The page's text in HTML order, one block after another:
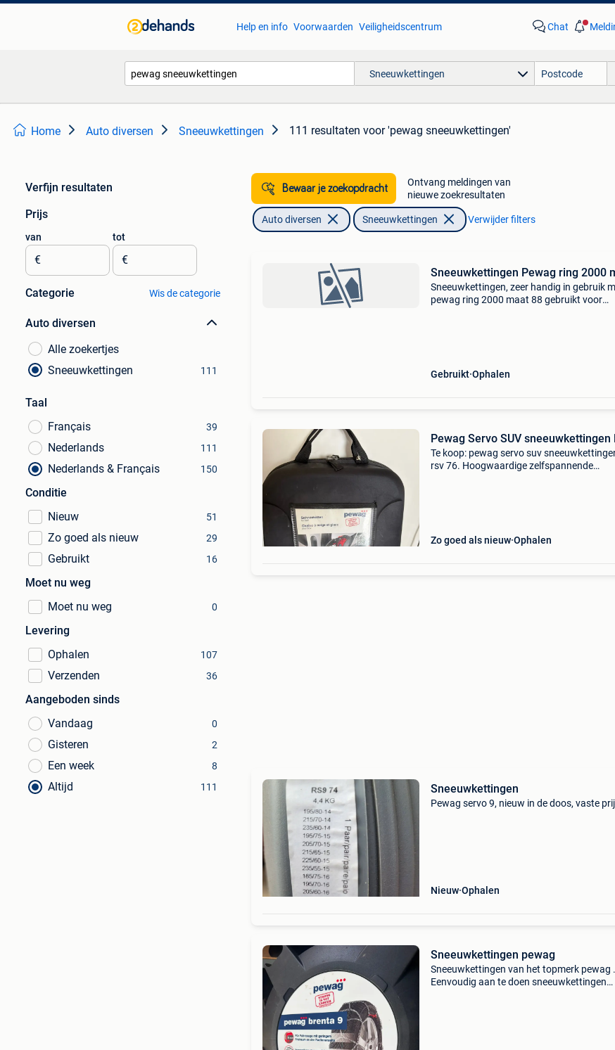
Help en info Voorwaarden Veiligheidscentrum Chat
Sneeuwkettingen
Home Auto diversen Sneeuwkettingen 111 resultaten voor 'pewag sneeuwkettingen'
Verfijn resultaten
Prijs
van
€
tot
€
Categorie Wis de categorie
Auto diversen
Alle zoekertjes
Sneeuwkettingen
111
Taal
Français
39
Nederlands 111
Nederlands & Français 150
Conditie
Nieuw
51
Zo goed als nieuw 29
Gebruikt 16
Moet nu weg
Moet nu weg
0
Levering
Ophalen
107
Verzenden 36
Aangeboden sinds
Vandaag
0
Gisteren 2
Een week 8
Altijd 111
Bewaar je zoekopdracht
Ontvang meldingen van
nieuwe zoekresultaten
Auto diversen Sneeuwkettingen Verwijder filters
Sneeuwkettingen Pewag ring 2000
Sneeuwkettingen, zeer handig in gebruik
pewag ring 2000 maat 88 gebruikt voor
Gebruikt Ophalen
Pewag Servo SUV sneeuwkettingen
Te koop: pewag servo suv
rsv 76. Hoogwaardige zelfspannende
Zo goed als nieuw Ophalen
Sneeuwkettingen
Pewag servo 9, nieuw in de doos, vaste
Nieuw Ophalen
Sneeuwkettingen pewag
Sneeuwkettingen van het topmerk pewag .
Eenvoudig aan te doen sneeuwkettingen